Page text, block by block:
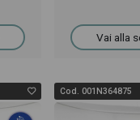
Vai alla
Cod. 001N364875